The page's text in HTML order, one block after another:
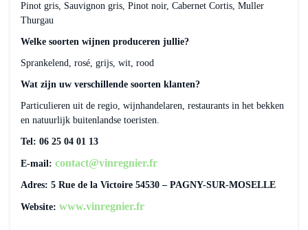
Pinot gris, Sauvignon gris, Pinot noir, Cabernet Cortis, Muller
Thurgau
Welke soorten wijnen produceren jullie?
Sprankelend, rosé, grijs, wit, rood
Wat zijn uw verschillende soorten klanten?
Particulieren uit de regio, wijnhandelaren, restaurants in het bekken
en natuurlijk buitenlandse toeristen.
Tel: 06 25 04 01 13
E-mail: contact@vinregnier.fr
Adres: 5 Rue de la Victoire 54530 – PAGNY-SUR-MOSELLE
Website: www.vinregnier.fr